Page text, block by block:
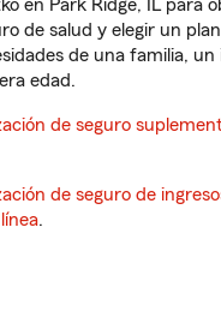
en Park Ridge, IL para
de salud y elegir un
de una familia,
edad.
de seguro
de seguro de
.